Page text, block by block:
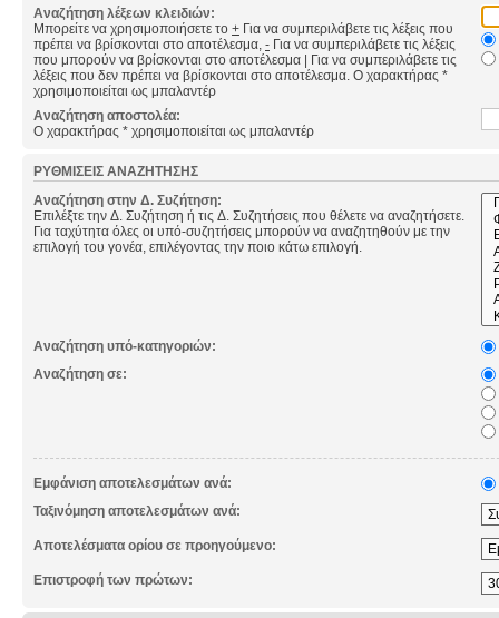
Αναζήτηση λέξεων κλειδιών:
Μπορείτε να χρησιμοποιήσετε το + Για να συμπεριλάβετε τις λέξεις που
πρέπει να βρίσκονται στο αποτέλεσμα, - Για να συμπεριλάβετε τις λέξεις
που μπορούν να βρίσκονται στο αποτέλεσμα | Για να συμπεριλάβετε τις
λέξεις που δεν πρέπει να βρίσκονται στο αποτέλεσμα. Ο χαρακτήρας *
χρησιμοποιείται ως μπαλαντέρ
Αναζήτηση αποστολέα:
Ο χαρακτήρας * χρησιμοποιείται ως μπαλαντέρ
ΡΥΘΜΊΣΕΙΣ ΑΝΑΖΉΤΗΣΗΣ
Αναζήτηση στην Δ. Συζήτηση:
Επιλέξτε την Δ. Συζήτηση ή τις Δ. Συζητήσεις που θέλετε να αναζητήσετε.
Για ταχύτητα όλες οι υπό-συζητήσεις μπορούν να αναζητηθούν με την
επιλογή του γονέα, επιλέγοντας την ποιο κάτω επιλογή.
Αναζήτηση υπό-κατηγοριών:
Αναζήτηση σε:
Εμφάνιση αποτελεσμάτων ανά:
Ταξινόμηση αποτελεσμάτων ανά:
Αποτελέσματα ορίου σε προηγούμενο:
Επιστροφή των πρώτων: